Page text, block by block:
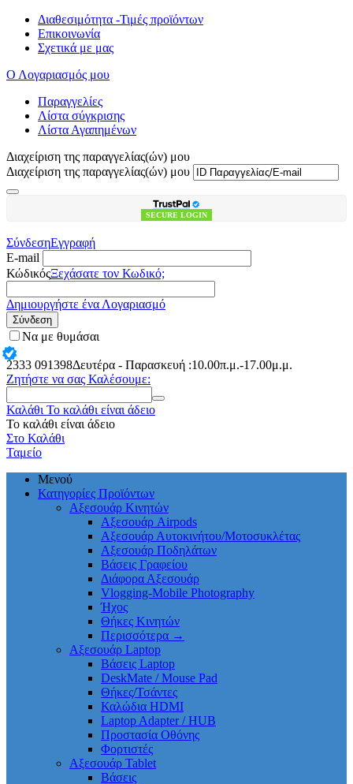
Διαθεσιμότητα -Τιμές προϊόντων
Επικοινωνία
Σχετικά με μας
Ο Λογαριασμός μου
Παραγγελίες
Λίστα σύγκρισης
Λίστα Αγαπημένων
Διαχείριση της παραγγελίας(ών) μου
Διαχείριση της παραγγελίας(ών) μου
SECURE LOGIN
ΣύνδεσηΕγγραφή
E-mail
ΚώδικόςΞεχάσατε τον Κωδικό;
Δημιουργήστε ένα Λογαριασμό
Σύνδεση
Να με θυμάσαι
2333 091398Δευτέρα - Παρασκευή :10.00π.μ.-17.00μ.μ.
Ζητήστε να σας Καλέσουμε:
Καλάθι Το καλάθι είναι άδειο
Το καλάθι είναι άδειο
Στο Καλάθι
Ταμείο
Μενού
Κατηγορίες Προϊόντων
Αξεσουάρ Κινητών
Αξεσουάρ Airpods
Αξεσουάρ Αυτοκινήτου/Μοτοσυκλέτας
Αξεσουάρ Ποδηλάτων
Βάσεις Γραφείου
Διάφορα Αξεσουάρ
Vlogging-Mobile Photography
Ήχος
Θήκες Κινητών
Περισσότερα →
Αξεσουάρ Laptop
Βάσεις Laptop
DeskMate / Mouse Pad
Θήκες/Τσάντες
Καλώδια HDMI
Laptop Adapter / HUB
Προστασία Οθόνης
Φορτιστές
Αξεσουάρ Tablet
Βάσεις